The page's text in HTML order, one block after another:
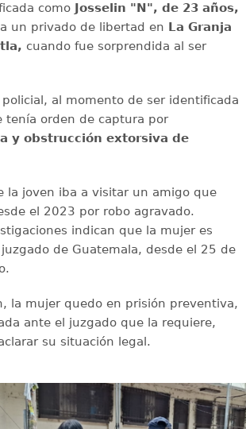
comoJosselin "N", de 23 años,
un privado de libertad en La Granja
cuando fue sorprendida al ser
al momento de ser identificada
tenía orden de captura por
y obstrucción extorsiva de
la joven iba a visitar un amigo que
el 2023 por robo agravado.
indican que la mujer es
de Guatemala, desde el 25 de
la mujer quedo en prisión preventiva,
ante el juzgado que la requiere,
su situación legal.